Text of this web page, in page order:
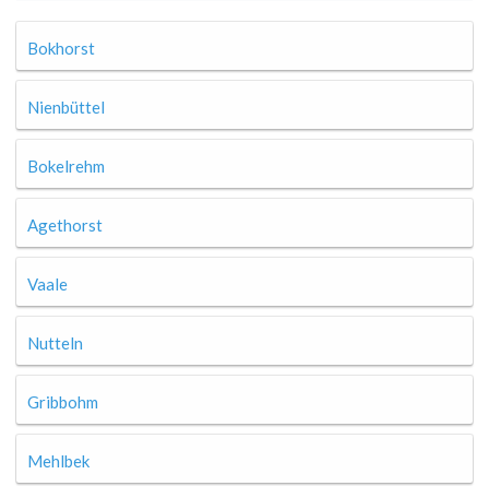
Bokhorst
Nienbüttel
Bokelrehm
Agethorst
Vaale
Nutteln
Gribbohm
Mehlbek